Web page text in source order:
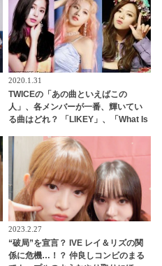
2020.1.31
TWICEの「あの曲といえばこの
人」、各メンバーが一番、輝いてい
る曲はどれ？ 「LIKEY」、「What Is
2023.2.27
“破局”を宣言？ IVE レイ＆リズの関
係に危機…！？ 仲良しコンビのまる